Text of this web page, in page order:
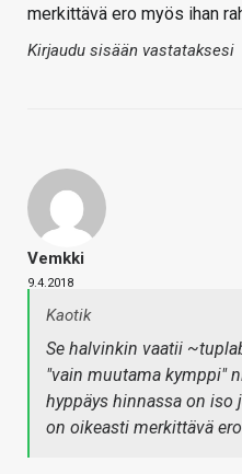
merkittävä ero myös ihan
Kirjaudu sisään vastataksesi
Vemkki
9.4.2018
Kaotik
Se halvinkin vaatii
"vain muutama kymppi"
hyppäys hinnassa on
on oikeasti merkittävä